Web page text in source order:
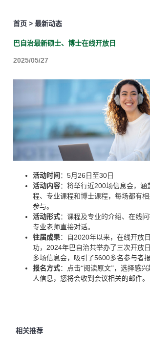
首页 > 最新动态
巴自治最新硕士、博士在线开放日
2025/05/27
活动时间 ： 5月 26 日至30 日
活动内容：将举行近200场信息会，涵
程、专业课程和博士课程，每场都有
参与。
活动形式：课程及专业的介绍、在线
专业老师直接对话。
往届成果：自 2020年以来，在线开放
功， 2024年巴自治共举办了三次开放
多场信息会，吸引了5600多名参与者
报名方式：点击“阅读原文”，选择感
人信息，您将会收到会议相关的邮件。
相关推荐